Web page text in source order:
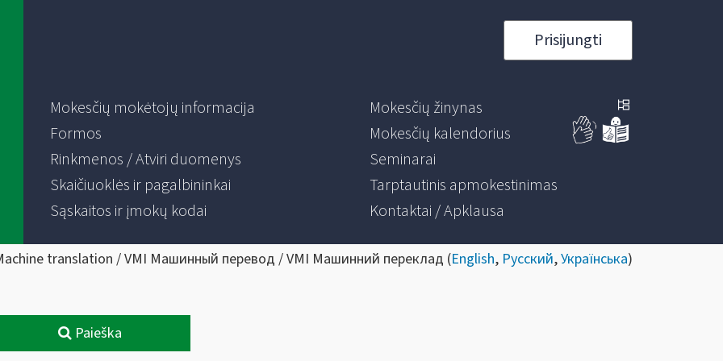
Prisijungti
Mokesčių mokėtojų informacija
Formos
Rinkmenos / Atviri duomenys
Skaičiuoklės ir pagalbininkai
Sąskaitos ir įmokų kodai
Mokesčių žinynas
Mokesčių kalendorius
Seminarai
Tarptautinis apmokestinimas
Kontaktai / Apklausa
translation / VMI Машинный перевод / VMI Машинний переклад (English, Русский,Українська)
Paieška